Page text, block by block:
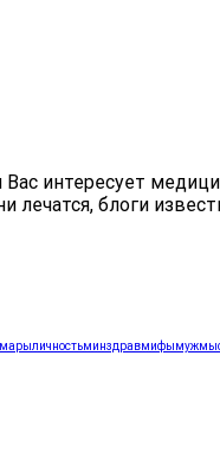
интересует
блоги
личностьминздравмифымуж